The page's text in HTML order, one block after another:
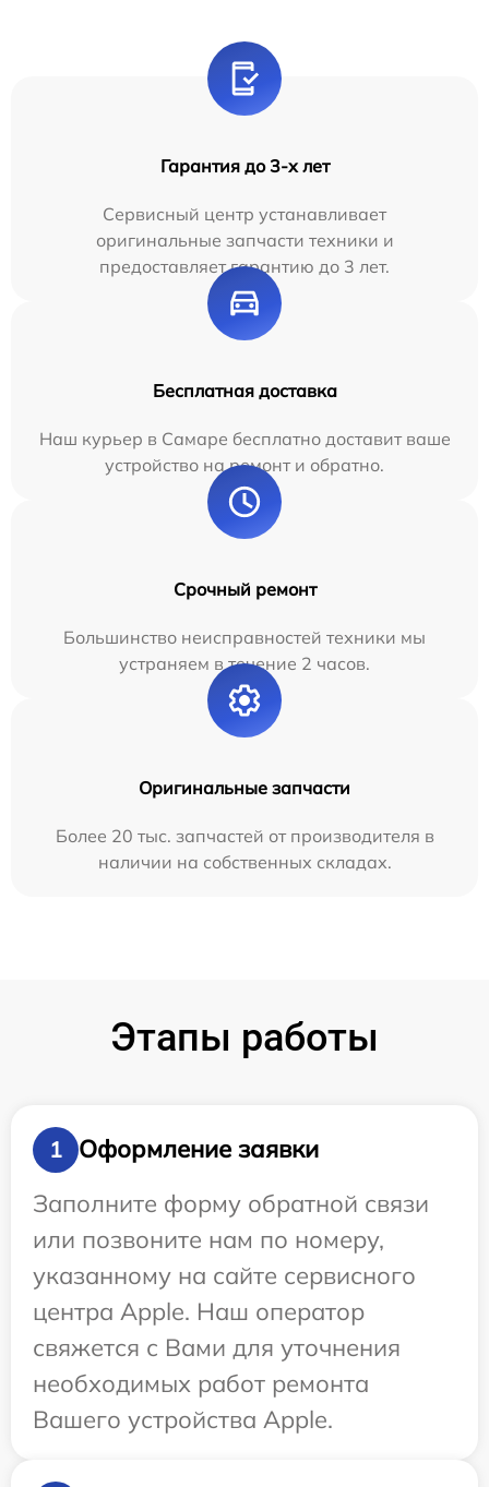
Гарантия до 3-х лет
Сервисный центр устанавливает
оригинальные запчасти техники и
предоставляет гарантию до 3 лет.
Бесплатная доставка
Наш курьер в Самаре бесплатно доставит ваше
устройство на ремонт и обратно.
Срочный ремонт
Большинство неисправностей техники мы
устраняем в течение 2 часов.
Оригинальные запчасти
Более 20 тыс. запчастей от производителя в
наличии на собственных складах.
Этапы работы
1
Оформление заявки
Заполните форму обратной связи
или позвоните нам по номеру,
указанному на сайте сервисного
центра Apple. Наш оператор
свяжется с Вами для уточнения
необходимых работ ремонта
Вашего устройства Apple.